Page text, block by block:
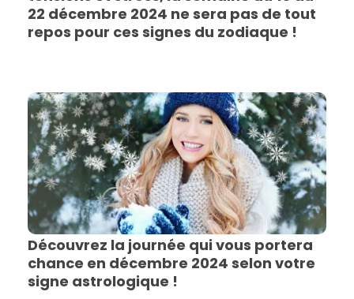
22 décembre 2024 ne sera pas de tout
repos pour ces signes du zodiaque !
Découvrez la journée qui vous portera
chance en décembre 2024 selon votre
signe astrologique !